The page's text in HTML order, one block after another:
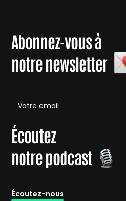
Abonnez-vous à
notre newsletter
Écoutez
notre podcast
Écoutez-nous